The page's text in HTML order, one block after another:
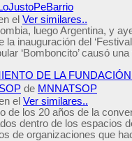
el Ver similares..
luego Argentina, y
la inauguración del
‘Bomboncito’ causó una
DE LA
de MNNATSOP
el Ver similares..
de los 20 años de la
dentro de los espacios
de organizaciones que